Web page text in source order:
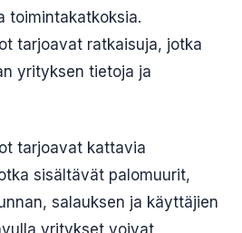
toimintakatkoksia.
tarjoavat ratkaisuja, jotka
yrityksen tietoja ja
tarjoavat kattavia
sisältävät palomuurit,
salauksen ja käyttäjien
yritykset voivat